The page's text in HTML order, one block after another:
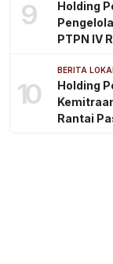
9
Holding
PTPN IV
10
BERITA
Holding
Rantai